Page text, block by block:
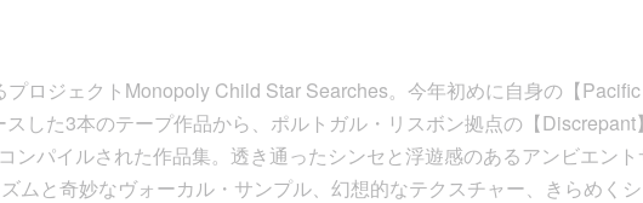
プロジェクトMonopoly Child Star Searches。今年初めに自身の【
した3本のテープ作品から、ポルトガル・リスボン拠点の【Discrepant
ンパイルされた作品集。透き通ったシンセと浮遊感のあるアンビエン
ムと奇妙なヴォーカル・サンプル、幻想的なテクスチャー、きらめく